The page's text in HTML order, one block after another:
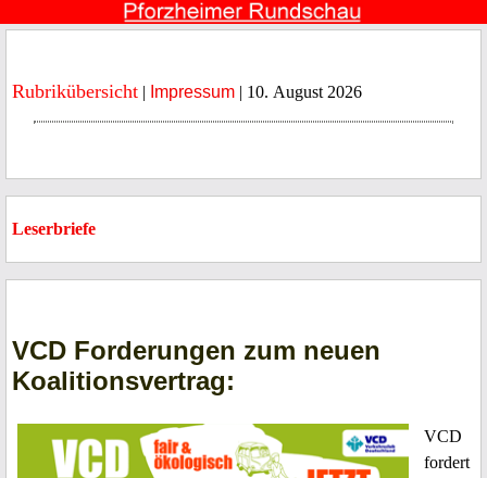
Rubrikübersicht | Impressum | 10. August 2026
Leserbriefe
VCD Forderungen zum neuen
Koalitionsvertrag:
VCD
fordert